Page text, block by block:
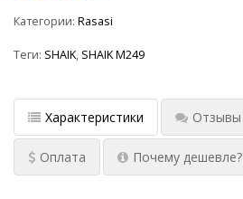
Категории: Rasasi
Теги: SHAIK, SHAIK M249
Характеристики Отзывы
Оплата Почему дешевле?